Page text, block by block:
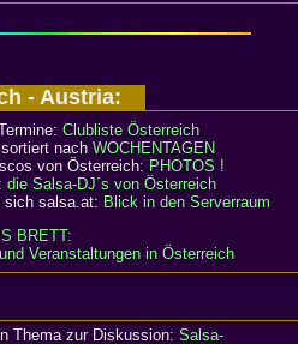
- Austria:
Clubliste Österreich
nach WOCHENTAGEN
von Österreich: PHOTOS !
die Salsa-DJ´s von Österreich
sich salsa.at: Blick in den Serverraum
BRETT:
Veranstaltungen in Österreich
Thema zur Diskussion: Salsa-